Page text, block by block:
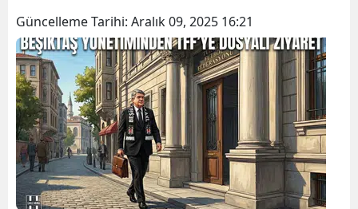
Güncelleme Tarihi: Aralık 09, 2025 16:21